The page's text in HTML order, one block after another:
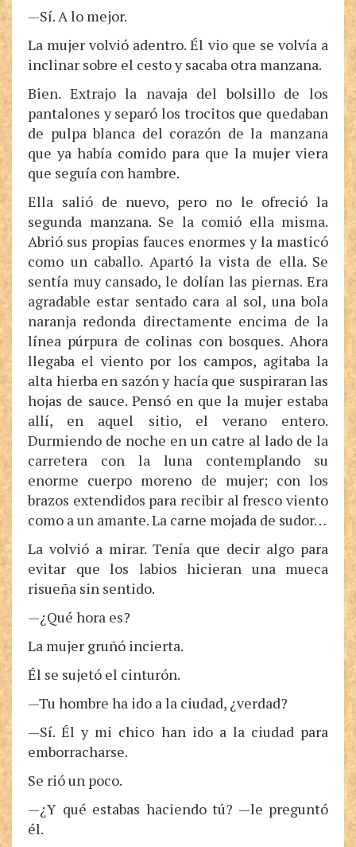
—Sí. A lo mejor.
La mujer volvió adentro. Él vio que se volvía a
inclinar sobre el cesto y sacaba otra manzana.
Bien. Extrajo la navaja del bolsillo de los
pantalones y separó los trocitos que quedaban
de pulpa blanca del corazón de la manzana
que ya había comido para que la mujer viera
que seguía con hambre.
Ella salió de nuevo, pero no le ofreció la
segunda manzana. Se la comió ella misma.
Abrió sus propias fauces enormes y la masticó
como un caballo. Apartó la vista de ella. Se
sentía muy cansado, le dolían las piernas. Era
agradable estar sentado cara al sol, una bola
naranja redonda directamente encima de la
línea púrpura de colinas con bosques. Ahora
llegaba el viento por los campos, agitaba la
alta hierba en sazón y hacía que suspiraran las
hojas de sauce. Pensó en que la mujer estaba
allí, en aquel sitio, el verano entero.
Durmiendo de noche en un catre al lado de la
carretera con la luna contemplando su
enorme cuerpo moreno de mujer; con los
brazos extendidos para recibir al fresco viento
como a un amante. La carne mojada de sudor…
La volvió a mirar. Tenía que decir algo para
evitar que los labios hicieran una mueca
risueña sin sentido.
—¿Qué hora es?
La mujer gruñó incierta.
Él se sujetó el cinturón.
—Tu hombre ha ido a la ciudad, ¿verdad?
—Sí. Él y mi chico han ido a la ciudad para
emborracharse.
Se rió un poco.
—¿Y qué estabas haciendo tú? —le preguntó
él.